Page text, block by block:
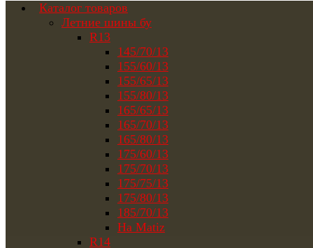
Каталог товаров
Летние шины бу
R13
145/70/13
155/60/13
155/65/13
155/80/13
165/65/13
165/70/13
165/80/13
175/60/13
175/70/13
175/75/13
175/80/13
185/70/13
На Matiz
R14